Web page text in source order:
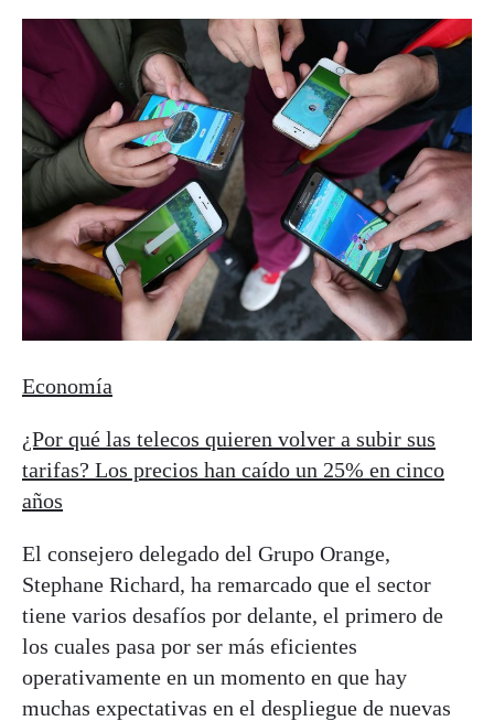
Economía
¿Por qué las telecos quieren volver a subir sus
tarifas? Los precios han caído un 25% en cinco
años
El consejero delegado del Grupo Orange,
Stephane Richard, ha remarcado que el sector
tiene varios desafíos por delante, el primero de
los cuales pasa por ser más eficientes
operativamente en un momento en que hay
muchas expectativas en el despliegue de nuevas